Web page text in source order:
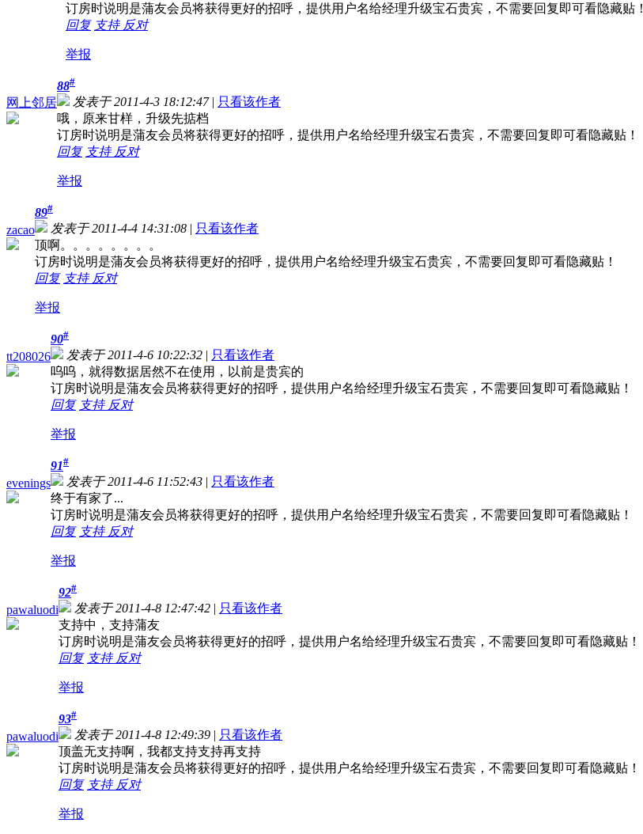
订房时说明是蒲友会员将获得更好的招呼，提供用户名给经理升级宝石贵宾，不需要回复即可看隐藏贴！
回复 支持 反对
举报
网上邻居
88#
发表于 2011-4-3 18:12:47 | 只看该作者
哦，原来甘样，升级先掂档
订房时说明是蒲友会员将获得更好的招呼，提供用户名给经理升级宝石贵宾，不需要回复即可看隐藏贴！
回复 支持 反对
举报
zacao
89#
发表于 2011-4-4 14:31:08 | 只看该作者
顶啊。。。。。。。。
订房时说明是蒲友会员将获得更好的招呼，提供用户名给经理升级宝石贵宾，不需要回复即可看隐藏贴！
回复 支持 反对
举报
tt208026
90#
发表于 2011-4-6 10:22:32 | 只看该作者
呜呜，就得数据居然不在使用，以前是贵宾的
订房时说明是蒲友会员将获得更好的招呼，提供用户名给经理升级宝石贵宾，不需要回复即可看隐藏贴！
回复 支持 反对
举报
evenings
91#
发表于 2011-4-6 11:52:43 | 只看该作者
终于有家了...
订房时说明是蒲友会员将获得更好的招呼，提供用户名给经理升级宝石贵宾，不需要回复即可看隐藏贴！
回复 支持 反对
举报
pawaluodi
92#
发表于 2011-4-8 12:47:42 | 只看该作者
支持中，支持蒲友
订房时说明是蒲友会员将获得更好的招呼，提供用户名给经理升级宝石贵宾，不需要回复即可看隐藏贴！
回复 支持 反对
举报
pawaluodi
93#
发表于 2011-4-8 12:49:39 | 只看该作者
顶盖无支持啊，我都支持支持再支持
订房时说明是蒲友会员将获得更好的招呼，提供用户名给经理升级宝石贵宾，不需要回复即可看隐藏贴！
回复 支持 反对
举报